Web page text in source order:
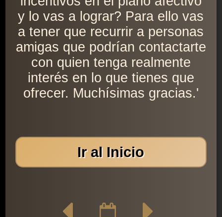
y lo vas a lograr? Para ello vas
a tener que recurrir a personas
amigas que podrían contactarte
con quien tenga realmente
interés en lo que tienes que
ofrecer. Muchísimas gracias.'
Ir al Inicio